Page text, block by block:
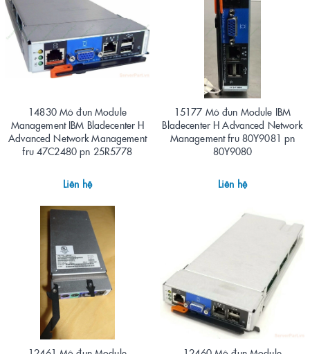
14830 Mô đun Module
Management IBM Bladecenter H
Advanced Network Management
fru 47C2480 pn 25R5778
Liên hệ
15177 Mô đun Module IBM
Bladecenter H Advanced Network
Management fru 80Y9081 pn
80Y9080
Liên hệ